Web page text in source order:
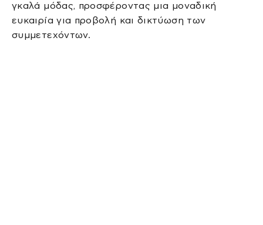
γκαλά μόδας, προσφέροντας μια μοναδική
ευκαιρία για προβολή και δικτύωση των
συμμετεχόντων.